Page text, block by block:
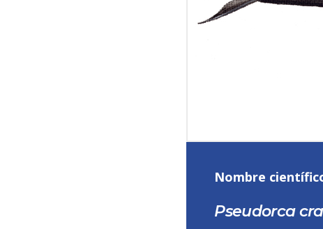
Nombre
Pseudorca